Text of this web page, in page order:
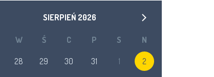
SIERPIEŃ 2026
W Ś C P S N
28 29 30 31 1 2